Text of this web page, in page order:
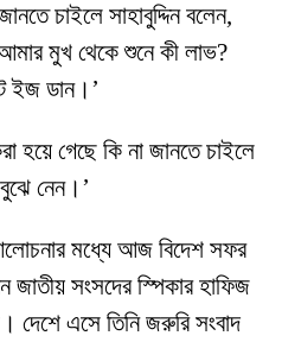
চাইলে সাহাবুদ্দিন বলেন,
মুখ থেকে শুনে কী লাভ?
ইজ ডান।’
হয়ে গেছে কি না জানতে চাইলে
নেন।’
মধ্যে আজ বিদেশ সফর
জাতীয় সংসদের স্পিকার হাফিজ
দেশে এসে তিনি জরুরি সংবাদ